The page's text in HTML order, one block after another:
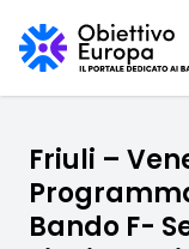
Friuli –
Bando F-